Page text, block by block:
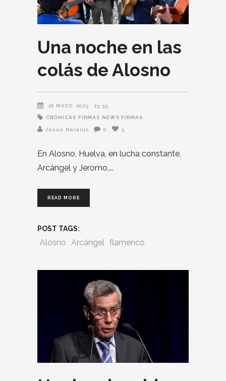
Una noche en las
colás de Alosno
16 MAYO, 2023 23:33
CRÓNICAS FIRMAS NEWS FIRMAS
Jesús Naranjo 0 5
En Alosno, Huelva, en lucha constante,
Arcángel y Jeromo,
READ MORE
POST TAGS:
Alosno Arcángel flamenco